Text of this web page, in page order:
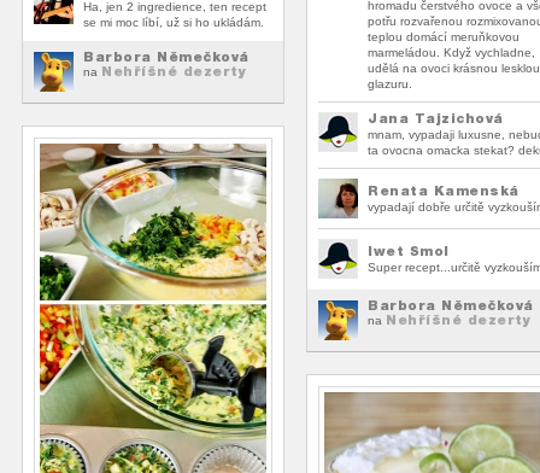
Ha, jen 2 ingredience, ten recept
se mi moc líbí, už si ho ukládám.
Barbora Němečková
na Nehříšné dezerty
hromadu čerstvého ovoce a
potřu rozvařenou
teplou domácí meruňkovou
marmeládou. Když vychladne,
udělá na ovoci krásnou lesklou
glazuru.
Jana Tajzichová
mnam, vypadaji luxusne,
ta ovocna omacka stekat?
Renata Kamenská
vypadají dobře určitě
Iwet Smol
Super recept...určitě
Barbora Němečková
na Nehříšné dezerty